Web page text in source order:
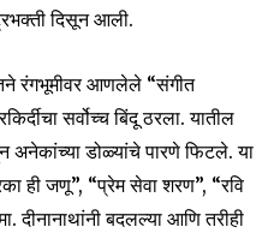
दिसून आली.
रंगभूमीवर आणलेले “संगीत
सर्वोच्च बिंदू ठरला. यातील
अनेकांच्या डोळ्यांचे पारणे फिटले. या
ही जणू”, “प्रेम सेवा शरण”, “रवि
दीनानाथांनी बदलल्या आणि तरीही